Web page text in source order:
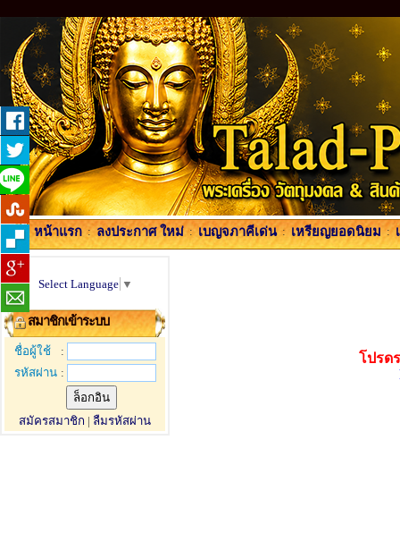
หน้าแรก : ลงประกาศ ใหม่ : เบญจภาคีเด่น : เหรียญยอดนิยม :
Select Language ▼
สมาชิกเข้าระบบ
ชื่อผู้ใช้
:
รหัสผ่าน :
สมัครสมาชิก | ลืมรหัสผ่าน
โปรด